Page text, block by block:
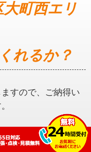
大町西エリ
れるか？
すので、ご納得い
町西エリ